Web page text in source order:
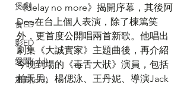
煲劇
食ED
影ED
愛聞(old)
加聞(old)
《delay no more》揭開序幕，其後阿
Dee在台上個人表演，除了楝篤笑
外，更首度公開唱兩首新歌。他唱出
劇集《大誠實家》主題曲後，再介紹
今晚到場的《毒舌大狀》演員，包括
柏天男、楊偲泳、王丹妮、導演Jack